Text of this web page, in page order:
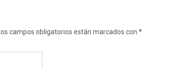
Los campos obligatorios están marcados con *